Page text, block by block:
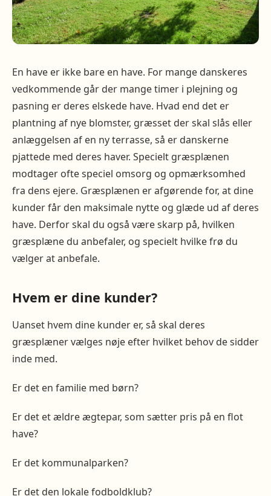
En have er ikke bare en have. For mange danskeres
vedkommende går der mange timer i plejning og
pasning er deres elskede have. Hvad end det er
plantning af nye blomster, græsset der skal slås eller
anlæggelsen af en ny terrasse, så er danskerne
pjattede med deres haver. Specielt græsplænen
modtager ofte speciel omsorg og opmærksomhed
fra dens ejere. Græsplænen er afgørende for, at dine
kunder får den maksimale nytte og glæde ud af deres
have. Derfor skal du også være skarp på, hvilken
græsplæne du anbefaler, og specielt hvilke frø du
vælger at anbefale.
Hvem er dine kunder?
Uanset hvem dine kunder er, så skal deres
græsplæner vælges nøje efter hvilket behov de sidder
inde med.
Er det en familie med børn?
Er det et ældre ægtepar, som sætter pris på en flot
have?
Er det kommunalparken?
Er det den lokale fodboldklub?